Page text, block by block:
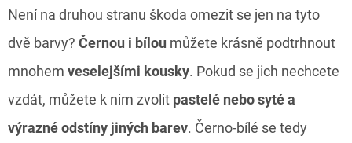
Není na druhou stranu škoda omezit se jen na tyto
dvě barvy? Černou i bílou můžete krásně podtrhnout
mnohem veselejšími kousky. Pokud se jich nechcete
vzdát, můžete k nim zvolit pastelé nebo syté a
výrazné odstíny jiných barev. Černo-bílé se tedy